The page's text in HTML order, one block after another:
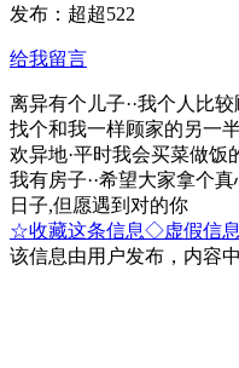
发布：超超522
给我留言
离异有个儿子··我个人比
找个和我一样顾家的另一
欢异地·平时我会买菜做饭
我有房子··希望大家拿个
日子,但愿遇到对的你
☆收藏这条信息◇虚假信
该信息由用户发布，内容